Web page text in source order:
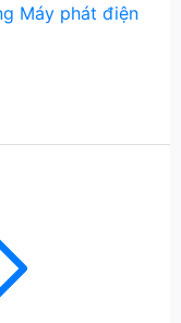
Máy phát điện